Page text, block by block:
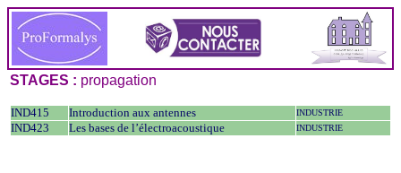
STAGES : propagation
IND415 Introduction aux antennes INDUSTRIE
IND423 Les bases de l’électroacoustique INDUSTRIE